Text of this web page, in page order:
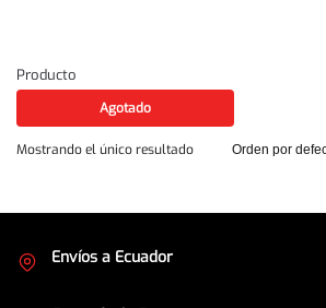
Producto
Agotado
Mostrando el único resultado
Envíos a Ecuador